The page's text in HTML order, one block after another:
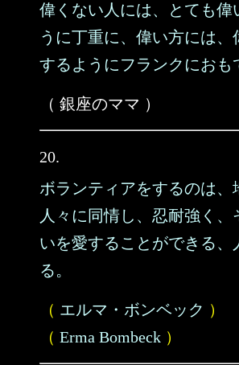
偉くない人には、とても偉
うに丁重に、偉い方には、
するようにフランクにおも
（ 銀座のママ ）
20.
ボランティアをするのは、
人々に同情し、忍耐強く、
いを愛することができる、
る。
（ エルマ・ボンベック ）
（ Erma Bombeck ）